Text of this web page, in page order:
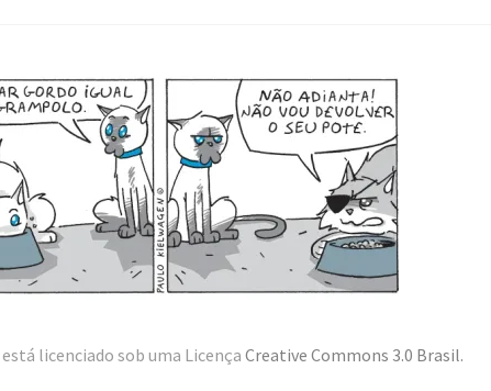
está licenciado sob uma Licença Creative Commons 3.0 Brasil.